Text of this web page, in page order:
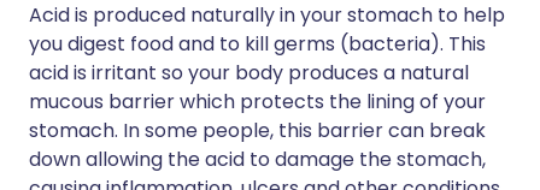
Acid is produced naturally in your stomach to help
you digest food and to kill germs (bacteria). This
acid is irritant so your body produces a natural
mucous barrier which protects the lining of your
stomach. In some people, this barrier can break
down allowing the acid to damage the stomach,